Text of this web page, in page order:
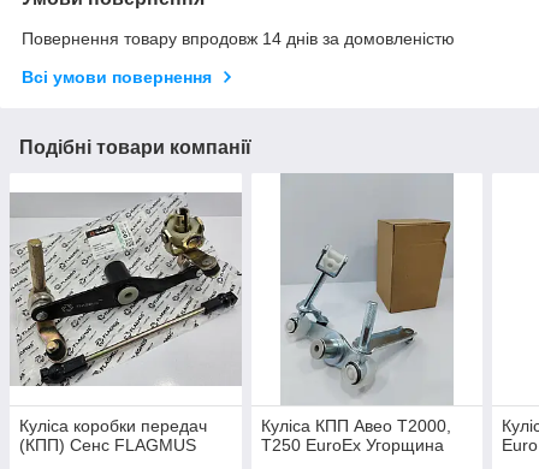
Повернення товару впродовж 14 днів за домовленістю
Всі умови повернення
Подібні товари компанії
Куліса коробки передач
(КПП) Сенс FLAGMUS
Куліса КПП Авео Т2000,
Т250 EuroEx Угорщина